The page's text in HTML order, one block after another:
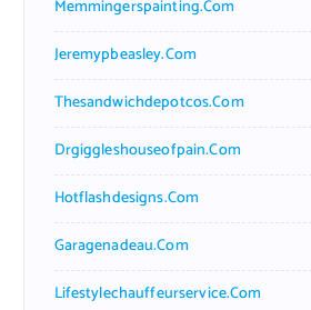
Memmingerspainting.com
Jeremypbeasley.com
Thesandwichdepotcos.com
Drgiggleshouseofpain.com
Hotflashdesigns.com
Garagenadeau.com
Lifestylechauffeurservice.com